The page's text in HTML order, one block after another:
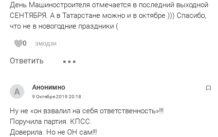
День Машиностроителя отмечается в последний выходной
СЕНТЯБРЯ. А в Татарстане можно и в октябре ))) Спасибо,
что не в новогодние праздники (
0 эмодзи
Ответить
Анонимно
9 Октября 2019 20:18
Ну не «он взвалил на себя ответственность»!!!
Поручила партия. КПСС.
Доверила. Но не ОН сам!!!